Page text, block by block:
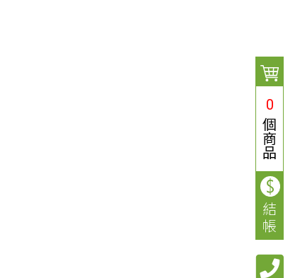
0
個
商
品
結
帳